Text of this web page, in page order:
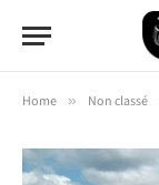
Home » Non classé